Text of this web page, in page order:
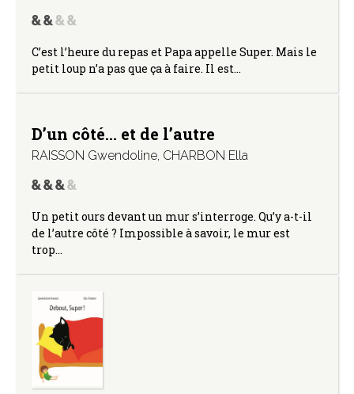
C’est l’heure du repas et Papa appelle Super. Mais le
petit loup n’a pas que ça à faire. Il est…
D’un côté… et de l’autre
RAISSON Gwendoline, CHARBON Ella
Un petit ours devant un mur s’interroge. Qu’y a-t-il
de l’autre côté ? Impossible à savoir, le mur est
trop…